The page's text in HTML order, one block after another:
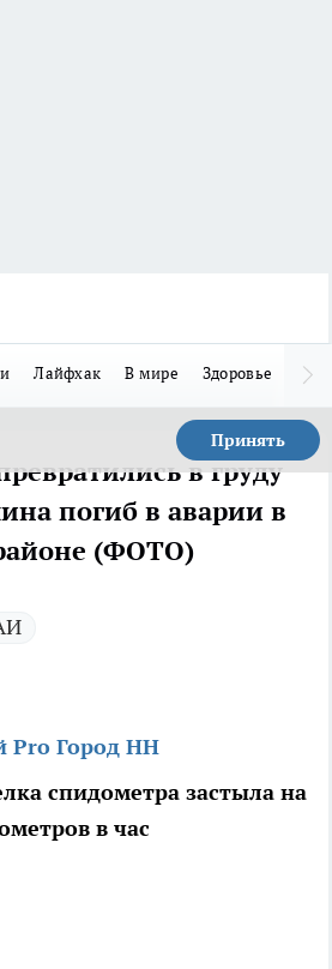
Лайфхак В мире Здоровье
Принять
в груду
погиб в аварии в
(ФОТО)
Pro Город НН
спидометра застыла на
в час